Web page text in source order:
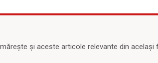
și aceste articole relevante din același